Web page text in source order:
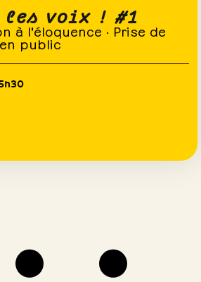
les voix ! #1
à l'éloquence · Prise de
public